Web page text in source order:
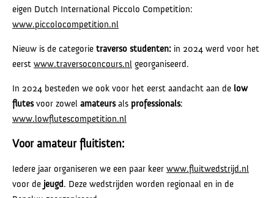
eigen Dutch International Piccolo Competition:
www.piccolocompetition.nl
Nieuw is de categorie traverso studenten: in 2024 werd voor het
eerst www.traversoconcours.nl georganiseerd.
In 2024 besteden we ook voor het eerst aandacht aan de low
flutesvoor zowel amateursals professionals:
www.lowflutescompetition.nl
Voor amateur fluitisten:
Iedere jaar organiseren we een paar keer www.fluitwedstrijd.nl
voor de jeugd. Deze wedstrijden worden regionaal en in de